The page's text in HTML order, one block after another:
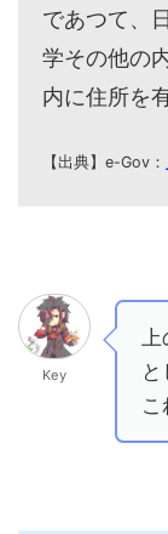
であつて、
学その他の
内に住所を
【出典】e-Gov：
Key
こ